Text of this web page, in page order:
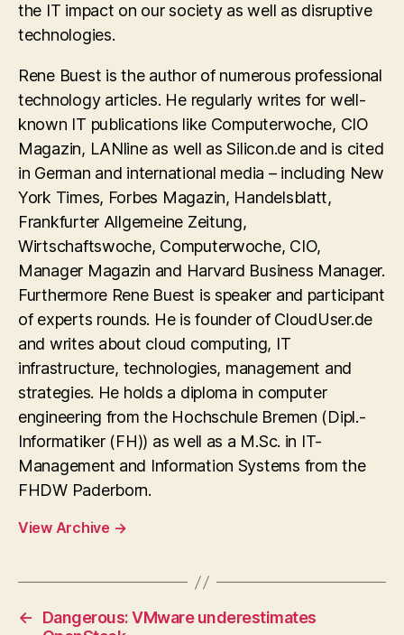
the IT impact on our society as well as disruptive
technologies.
Rene Buest is the author of numerous professional
technology articles. He regularly writes for well-
known IT publications like Computerwoche, CIO
Magazin, LANline as well as Silicon.de and is cited
in German and international media – including New
York Times, Forbes Magazin, Handelsblatt,
Frankfurter Allgemeine Zeitung,
Wirtschaftswoche, Computerwoche, CIO,
Manager Magazin and Harvard Business Manager.
Furthermore Rene Buest is speaker and participant
of experts rounds. He is founder of CloudUser.de
and writes about cloud computing, IT
infrastructure, technologies, management and
strategies. He holds a diploma in computer
engineering from the Hochschule Bremen (Dipl.-
Informatiker (FH)) as well as a M.Sc. in IT-
Management and Information Systems from the
FHDW Paderborn.
View Archive →
←
Dangerous: VMware underestimates